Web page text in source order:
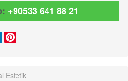
+90533 641 88 21
LinkedIn
Estetik